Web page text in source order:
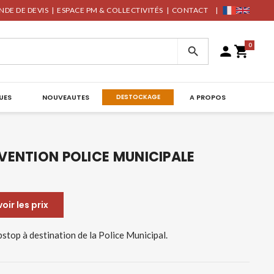
DE DEVIS | ESPACE PM & COLLECTIVITÉS | CONTACT |
 0
NOUVEAUTES DESTOCKAGE A PROPOS
POLICE MUNICIPALE
les prix
à destination de la Police Municipal.